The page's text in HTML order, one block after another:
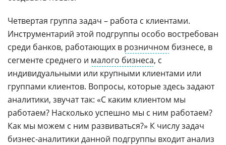
Четвертая группа задач – работа с клиентами.
Инструментарий этой подгруппы особо востребован
среди банков, работающих в розничном бизнесе, в
сегменте среднего и малого бизнеса, с
индивидуальными или крупными клиентами или
группами клиентов. Вопросы, которые здесь задают
аналитики, звучат так: «С каким клиентом мы
работаем? Насколько успешно мы с ним работаем?
Как мы можем с ним развиваться?» К числу задач
бизнес-аналитики данной подгруппы входит анализ